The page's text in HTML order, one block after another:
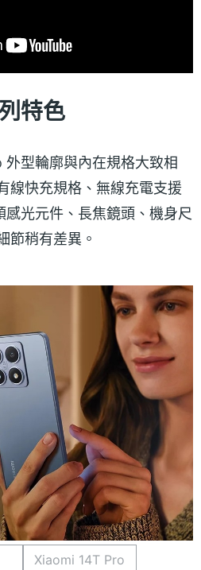
特色
型輪廓與內在規格大致相
線快充規格、無線充電支援
光元件、長焦鏡頭、機身尺
節稍有差異。
Xiaomi 14T Pro